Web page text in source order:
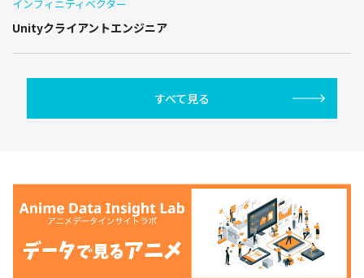
インフィニティベクター
Unityクライアントエンジニア
すべて見る